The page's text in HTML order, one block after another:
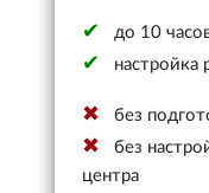
до 10
настройка
без
без
центра